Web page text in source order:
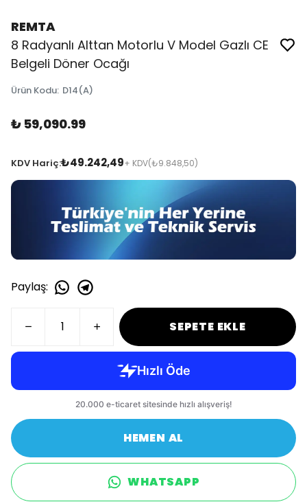
REMTA
8 Radyanlı Alttan Motorlu V Model Gazlı CE
Belgeli Döner Ocağı
Ürün Kodu: D14(A)
₺ 59,090.99
KDV Hariç:₺49.242,49+ KDV(₺9.848,50)
Paylaş:
SEPETE EKLE
HEMEN AL
WHATSAPP